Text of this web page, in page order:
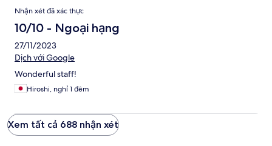
Nhận xét đã xác thực
10/10 - Ngoại hạng
27/11/2023
Dịch với Google
Wonderful staff!
Hiroshi, nghỉ 1 đêm
Xem tất cả 688 nhận xét